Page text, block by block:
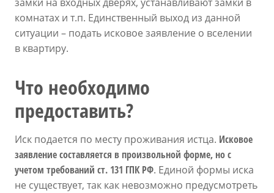
комнатах и т.п. Единственный выход из данной
ситуации – подать исковое заявление о вселении
в квартиру.
Что необходимо
предоставить?
Иск подается по месту проживания истца. Исковое
заявление составляется в произвольной форме, но с
учетом требований ст. 131 ГПК РФ. Единой формы иска
не существует, так как невозможно предусмотреть